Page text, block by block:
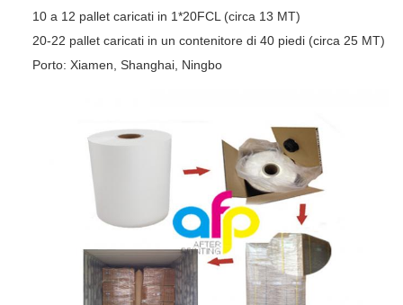
10 a 12 pallet caricati in 1*20FCL (circa 13 MT)
20-22 pallet caricati in un contenitore di 40 piedi (circa 25 MT)
Porto: Xiamen, Shanghai, Ningbo